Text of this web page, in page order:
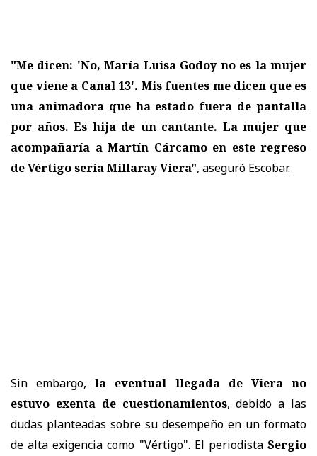
"Me dicen: 'No, María Luisa Godoy no es la mujer
que viene a Canal 13'. Mis fuentes me dicen que es
una animadora que ha estado fuera de pantalla
por años. Es hija de un cantante. La mujer que
acompañaría a Martín Cárcamo en este regreso
de Vértigo sería Millaray Viera", aseguró Escobar.
Sin embargo,la eventual llegada de Viera no
estuvo exenta de cuestionamientos, debido a las
dudas planteadas sobre su desempeño en un formato
de alta exigencia como "Vértigo". El periodista Sergio